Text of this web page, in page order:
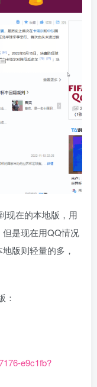
现在的本地版，用
是现在用QQ情况
版则轻量的多，
：
e9c1fb?